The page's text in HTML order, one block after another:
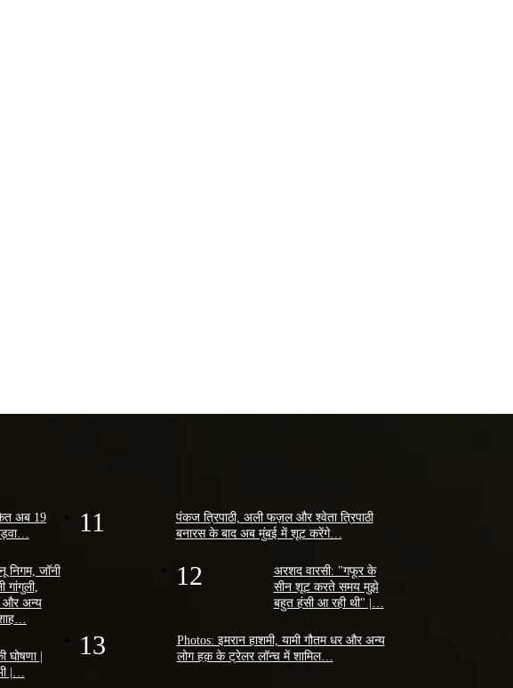
अब 19
निगम, जॉनी
गांगुली,
और अन्य
घोषणा |
|…
11
पंकज त्रिपाठी, अली फज़ल और श्वेता त्रिपाठी
बनारस के बाद अब मुंबई में शूट करेंगे…
12
अरशद वारसी: "गफूर के
सीन शूट करते समय मुझे
बहुत हंसी आ रही थी" |…
13
Photos: इमरान हाशमी, यामी गौतम धर और अन्य
लोग हक़ के ट्रेलर लॉन्च में शामिल…